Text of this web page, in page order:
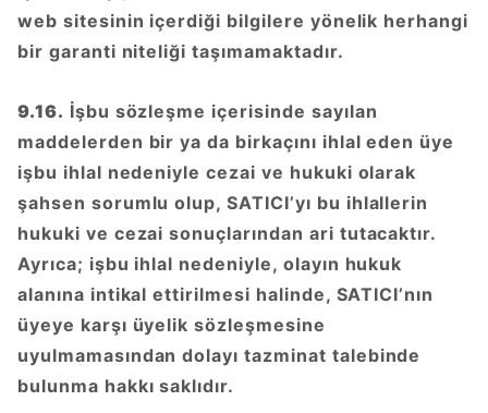
web sitesinin içerdiği bilgilere yönelik herhangi
bir garanti niteliği taşımamaktadır.
9.16. İşbu sözleşme içerisinde sayılan
maddelerden bir ya da birkaçını ihlal eden üye
işbu ihlal nedeniyle cezai ve hukuki olarak
şahsen sorumlu olup, SATICI’yı bu ihlallerin
hukuki ve cezai sonuçlarından ari tutacaktır.
Ayrıca; işbu ihlal nedeniyle, olayın hukuk
alanına intikal ettirilmesi halinde, SATICI’nın
üyeye karşı üyelik sözleşmesine
uyulmamasından dolayı tazminat talebinde
bulunma hakkı saklıdır.